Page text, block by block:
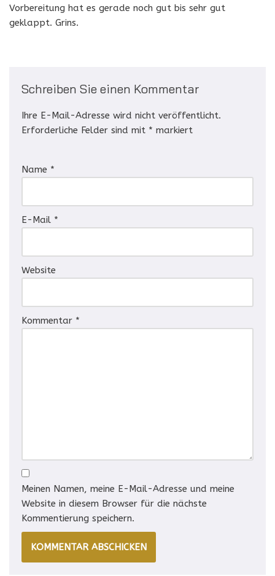
Vorbereitung hat es gerade noch gut bis sehr gut
geklappt. Grins.
Schreiben Sie einen Kommentar
Ihre E-Mail-Adresse wird nicht veröffentlicht.
Erforderliche Felder sind mit * markiert
Name *
E-Mail *
Website
Kommentar *
Meinen Namen, meine E-Mail-Adresse und meine
Website in diesem Browser für die nächste
Kommentierung speichern.